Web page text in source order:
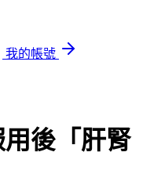
我的帳號
後「肝腎